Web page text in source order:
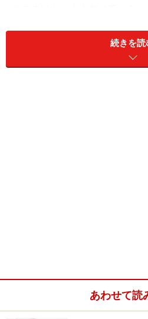
うことになるお食い初めから
んでした。食事の重要さが叫
するための乳幼児用食器は選
続きを読
あわせて読